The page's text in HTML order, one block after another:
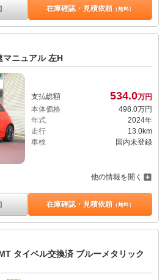
在庫確認・見積依頼（無料）
ニュアル 左H
支払総額 534.0万円
本体価格
498. 0万円
年式
2024年
走行
13.0km
車検
国内未登録
他の情報を開く
在庫確認・見積依頼（無料）
タイベル交換済 ブルーメタリック